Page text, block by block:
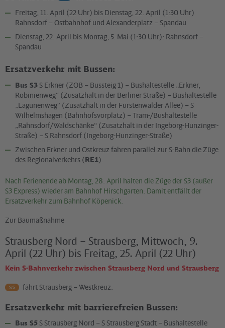
Freitag, 11. April (22 Uhr) bis Dienstag, 22. April (1:30 Uhr)
Rahnsdorf – Ostbahnhof und Alexanderplatz – Spandau
Dienstag, 22. April bis Montag, 5. Mai (1:30 Uhr): Rahnsdorf –
Spandau
Ersatzverkehr mit Bussen:
Bus S3 S Erkner (ZOB – Bussteig 1) – Bushaltestelle „Erkner,
Robinienweg“ (Zusatzhalt in der Berliner Straße) – Bushaltestelle
„Lagunenweg“ (Zusatzhalt in der Fürstenwalder Allee) – S
Wilhelmshagen (Bahnhofsvorplatz) – Tram-/Bushaltestelle
„Rahnsdorf/Waldschänke“ (Zusatzhalt in der Ingeborg-Hunzinger-
Straße) – S Rahnsdorf (Ingeborg-Hunzinger-Straße)
Zwischen Erkner und Ostkreuz fahren parallel zur S-Bahn die Züge
des Regionalverkehrs (RE1).
Nach Ferienende ab Montag, 28. April halten die Züge der S3 (außer
S3 Express) wieder am Bahnhof Hirschgarten. Damit entfällt der
Ersatzverkehr zum Bahnhof Köpenick.
Zur Baumaßnahme
Strausberg Nord – Strausberg, Mittwoch, 9.
April (22 Uhr) bis Freitag, 25. April (22 Uhr)
Kein S-Bahnverkehr zwischen Strausberg Nord und Strausberg
S5 fährt Strausberg – Westkreuz.
Ersatzverkehr mit barrierefreien Bussen:
Bus S5 S Strausberg Nord – S Strausberg Stadt – Bushaltestelle